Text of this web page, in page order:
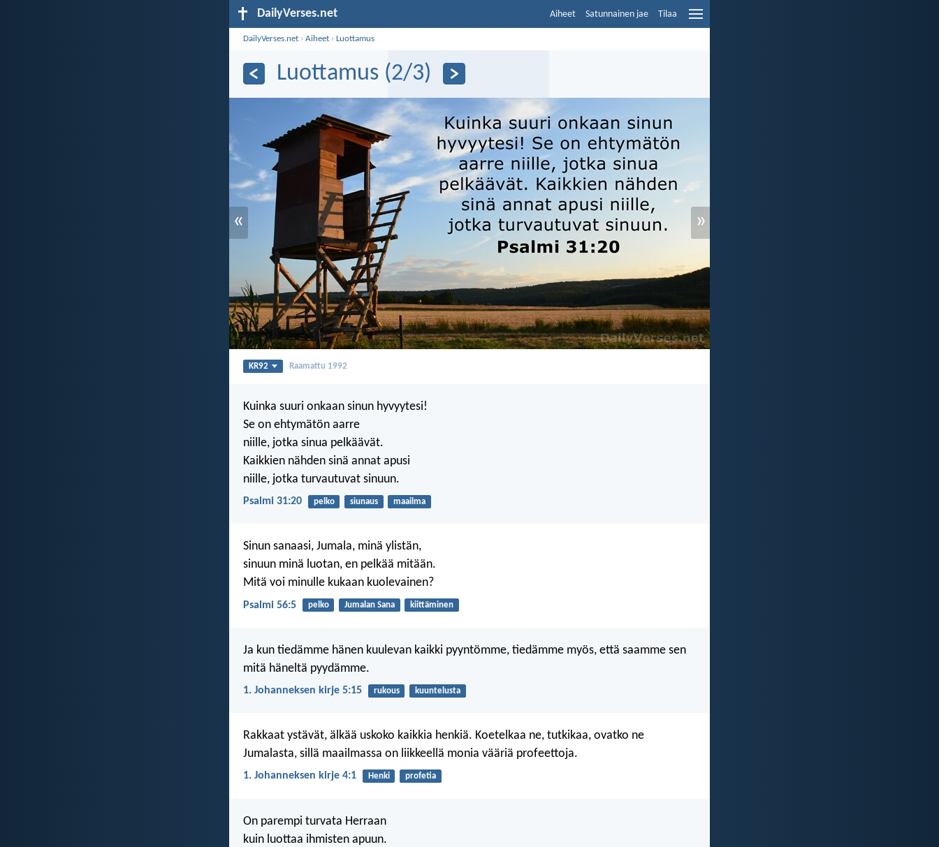
DailyVerses.net Aiheet Satunnainen jae Tilaa
DailyVerses.net ›Aiheet ›Luottamus
Luottamus (2/3)
« »
KR92 Raamattu 1992
Kuinka suuri onkaan sinun hyvyytesi!
Se on ehtymätön aarre
niille, jotka sinua pelkäävät.
Kaikkien nähden sinä annat apusi
niille, jotka turvautuvat sinuun.
Psalmi 31:20 pelko siunaus maailma
Sinun sanaasi, Jumala, minä ylistän,
sinuun minä luotan, en pelkää mitään.
Mitä voi minulle kukaan kuolevainen?
Psalmi 56:5 pelko Jumalan Sana kiittäminen
Ja kun tiedämme hänen kuulevan kaikki pyyntömme, tiedämme myös, että saamme sen
mitä häneltä pyydämme.
1. Johanneksen kirje 5:15 rukous kuuntelusta
Rakkaat ystävät, älkää uskoko kaikkia henkiä. Koetelkaa ne, tutkikaa, ovatko ne
Jumalasta, sillä maailmassa on liikkeellä monia vääriä profeettoja.
1. Johanneksen kirje 4:1 Henki profetia
On parempi turvata Herraan
kuin luottaa ihmisten apuun.